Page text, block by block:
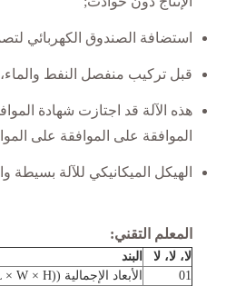
استضافة الصندوق الكهربائي
قبل تركيب منفصل النفط
هذه الآلة قد اجتازت شهادة
الموافقة على الموافقة على
الهيكل الميكانيكي للآلة بسيطة
المعلم التقني:
لا، لا، لا البند
01
الأبعاد الإجمالية ((L × W × H))